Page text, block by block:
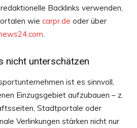
Backlinks verwenden,
wie carpr.de oder über
nicht unterschätzen
ist es sinnvoll,
Einzugsgebiet aufzubauen – z.
Stadtportale oder
Verlinkungen stärken nicht nur